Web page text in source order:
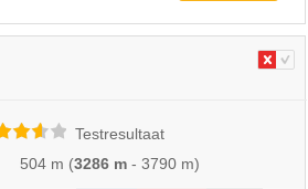
Testresultaat
504 m (3286 m - 3790 m)